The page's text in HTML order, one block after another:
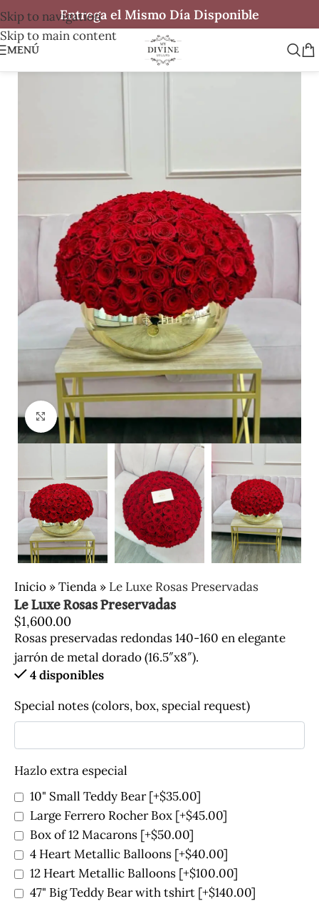
Skip to navigation
Skip to main content
Entrega el Mismo Día Disponible
MENÚ
Clic para ampliar
Inicio »Tienda » Le Luxe Rosas Preservadas
Le Luxe Rosas Preservadas
$1,600.00
Rosas preservadas redondas 140-160 en elegante
jarrón de metal dorado (16.5″x8″).
4 disponibles
Special notes (colors, box, special request)
Hazlo extra especial
10" Small Teddy Bear[+$35.00]
Large Ferrero Rocher Box [+$45.00]
Box of 12 Macarons [+$50.00]
4 Heart Metallic Balloons [+$40.00]
12 Heart Metallic Balloons [+$100.00]
47" Big Teddy Bear with tshirt [+$140.00]